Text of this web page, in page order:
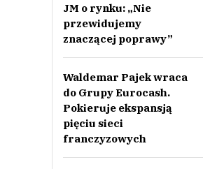
JM o rynku: „Nie
przewidujemy
znaczącej poprawy”
Waldemar Pajek wraca
do Grupy Eurocash.
Pokieruje ekspansją
pięciu sieci
franczyzowych